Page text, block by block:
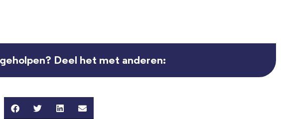
Deel het met anderen: